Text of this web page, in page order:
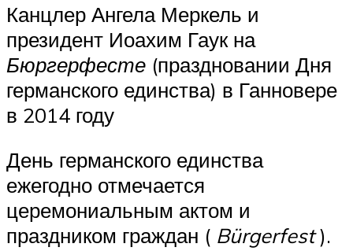
Канцлер Ангела Меркель и
президент Иоахим Гаук на
Бюргерфесте (праздновании Дня
германского единства) в Ганновере
в 2014 году
День германского единства
ежегодно отмечается
церемониальным актом и
праздником граждан ( Bürgerfest).